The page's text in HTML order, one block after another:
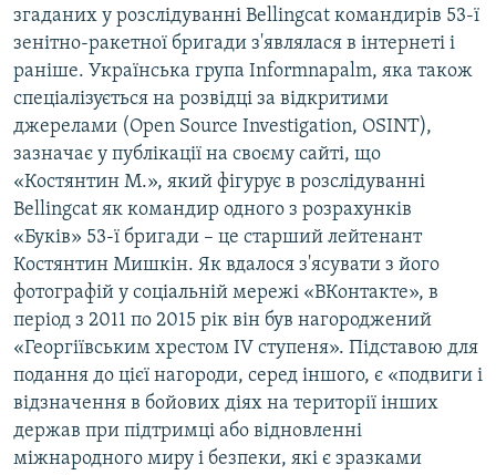
згаданих у розслідуванні Bellingcat командирів 53-ї
зенітно-ракетної бригади з'являлася в інтернеті і
раніше. Українська група Informnapalm, яка також
спеціалізується на розвідці за відкритими
джерелами (Open Source Investigation, OSINT),
зазначає у публікації на своєму сайті, що
«Костянтин М.», який фігурує в розслідуванні
Bellingcat як командир одного з розрахунків
«Буків» 53-ї бригади – це старший лейтенант
Костянтин Мишкін. Як вдалося з'ясувати з його
фотографій у соціальній мережі «ВКонтакте», в
період з 2011 по 2015 рік він був нагороджений
«Георгіївським хрестом ІV ступеня». Підставою для
подання до цієї нагороди, серед іншого, є «подвиги і
відзначення в бойових діях на території інших
держав при підтримці або відновленні
міжнародного миру і безпеки, які є зразками